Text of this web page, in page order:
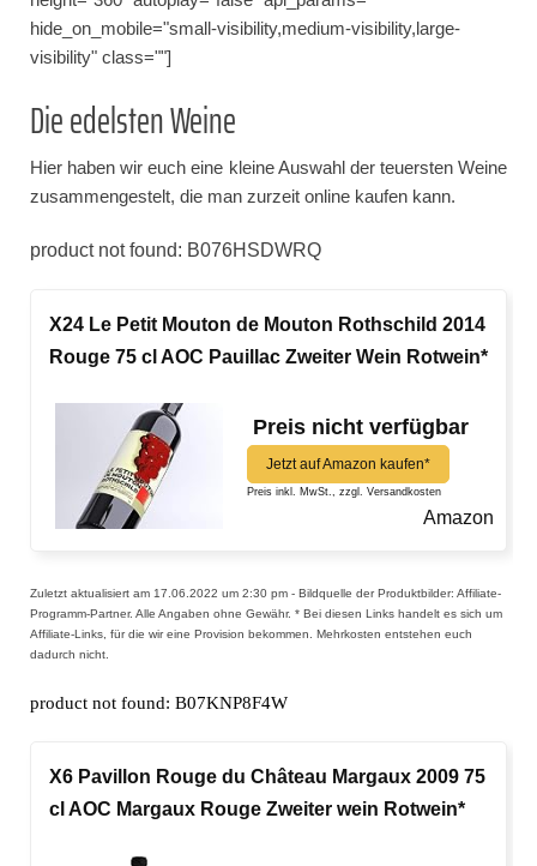
hide_on_mobile="small-visibility,medium-visibility,large-
visibility" class=""]
Die edelsten Weine
Hier haben wir euch eine kleine Auswahl der teuersten Weine
zusammengestelt, die man zurzeit online kaufen kann.
product not found: B076HSDWRQ
X24 Le Petit Mouton de Mouton Rothschild 2014
Rouge 75 cl AOC Pauillac Zweiter Wein Rotwein*
Preis nicht verfügbar
Jetzt auf Amazon kaufen*
Preis inkl. MwSt., zzgl. Versandkosten
Amazon
Zuletzt aktualisiert am 17.06.2022 um 2:30 pm - Bildquelle der Produktbilder: Affiliate-
Programm-Partner. Alle Angaben ohne Gewähr. * Bei diesen Links handelt es sich um
Affiliate-Links, für die wir eine Provision bekommen. Mehrkosten entstehen euch
dadurch nicht.
product not found: B07KNP8F4W
X6 Pavillon Rouge du Château Margaux 2009 75
cl AOC Margaux Rouge Zweiter wein Rotwein*